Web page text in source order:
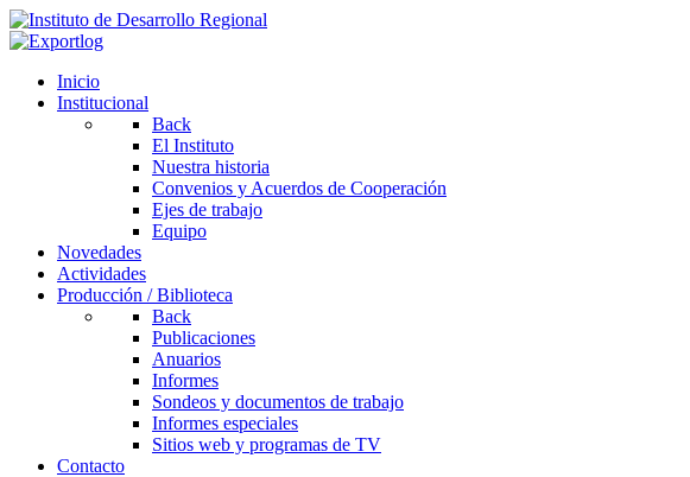
Inicio
Institucional
Back
El Instituto
Nuestra historia
Convenios y Acuerdos de Cooperación
Ejes de trabajo
Equipo
Novedades
Actividades
Producción / Biblioteca
Back
Publicaciones
Anuarios
Informes
Sondeos y documentos de trabajo
Informes especiales
Sitios web y programas de TV
Contacto